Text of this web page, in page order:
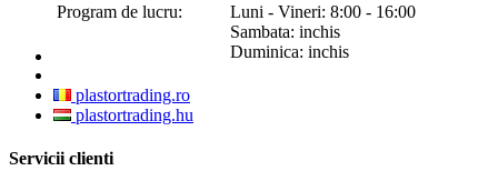
Program de lucru:
Luni - Vineri: 8:00 - 16:00
Sambata: inchis
Duminica: inchis
plastortrading.ro
plastortrading.hu
Servicii clienti